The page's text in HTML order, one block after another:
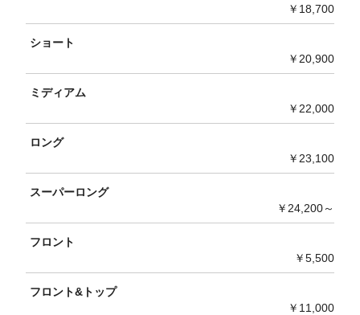
￥18,700
ショート
￥20,900
ミディアム
￥22,000
ロング
￥23,100
スーパーロング
￥24,200～
フロント
￥5,500
フロント&トップ
￥11,000